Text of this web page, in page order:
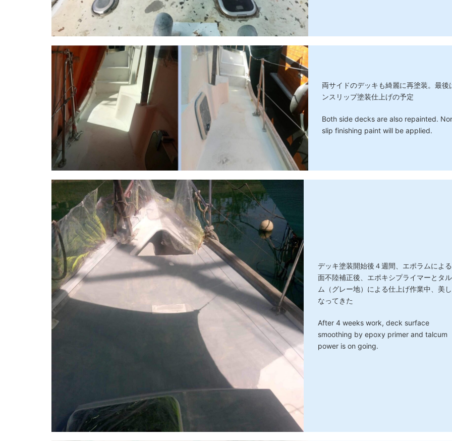
両サイドのデッキも綺麗に再塗装。最後
ンスリップ塗装仕上げの予定
Both side decks are also repainted.
slip finishing paint will be applied.
デッキ塗装開始後４週間、エポラムによ
面不陸補正後、エポキシプライマーとタ
ム（グレー地）による仕上げ作業中、美
なってきた
After 4 weeks work, deck surface
smoothing by epoxy primer and talcum
power is on going.